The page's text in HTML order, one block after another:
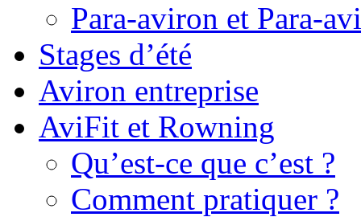
Para-aviron et Para-
Stages d’été
Aviron entreprise
AviFit et Rowning
Qu’est-ce que c’est ?
Comment pratiquer ?